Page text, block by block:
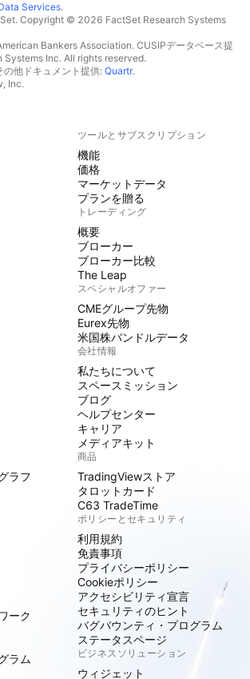
Services.
Copyright © 2026 FactSet Research Systems
Bankers Association. CUSIPデータベース提
Systems Inc. All rights reserved.
の他ドキュメント提供:Quartr.
Inc.
ラフ
ーク
ラム
ツールとサブスクリプション
機能
価格
マーケットデータ
プランを贈る
トレーディング
概要
ブローカー
ブローカー比較
The Leap
スペシャルオファー
CMEグループ先物
Eurex先物
米国株バンドルデータ
会社情報
私たちについて
スペースミッション
ブログ
ヘルプセンター
キャリア
メディアキット
商品
TradingViewストア
タロットカード
C63 TradeTime
ポリシーとセキュリティ
利用規約
免責事項
プライバシーポリシー
Cookieポリシー
アクセシビリティ宣言
セキュリティのヒント
バグバウンティ・プログラム
ステータスページ
ビジネスソリューション
ウィジェット